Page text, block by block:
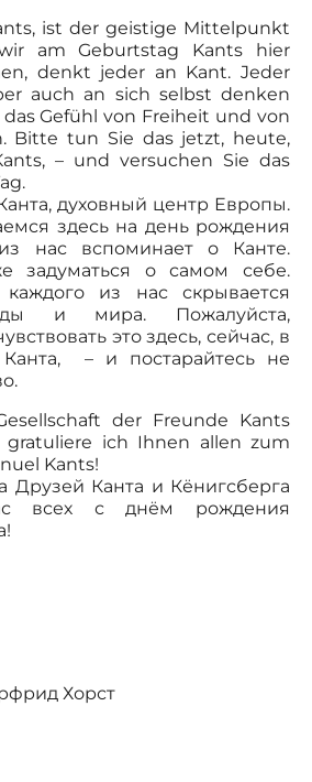
ist der geistige Mittelpunkt
am Geburtstag Kants hier
denkt jeder an Kant. Jeder
auch an sich selbst denken
Gefühl von Freiheit und von
Bitte tun Sie das jetzt, heute,
– und versuchen Sie das
духовный центр Европы.
здесь на день рождения
нас вспоминает о Канте.
задуматься о самом себе.
каждого из нас скрывается
и мира. Пожалуйста,
это здесь, сейчас, в
– и постарайтесь не
der Freunde Kants
gratuliere ich Ihnen allen zum
Kants!
Друзей Канта и Кёнигсберга
всех с днём рождения
Хорст